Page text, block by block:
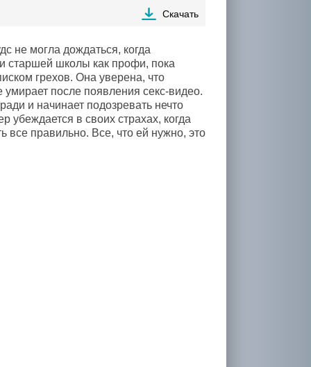
Скачать
не могла дождаться, когда
старшей школы как профи, пока
грехов. Она уверена, что
после появления секс-видео.
и начинает подозревать нечто
убеждается в своих страхах, когда
все правильно. Все, что ей нужно, это